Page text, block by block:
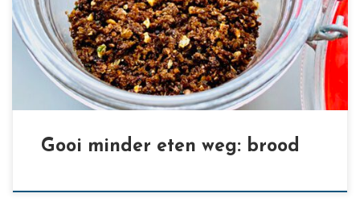
[…]
Gooi minder eten weg: brood